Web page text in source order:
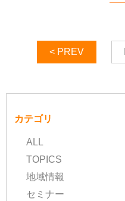
< PREV
カテゴリ
ALL
TOPICS
地域情報
セミナー